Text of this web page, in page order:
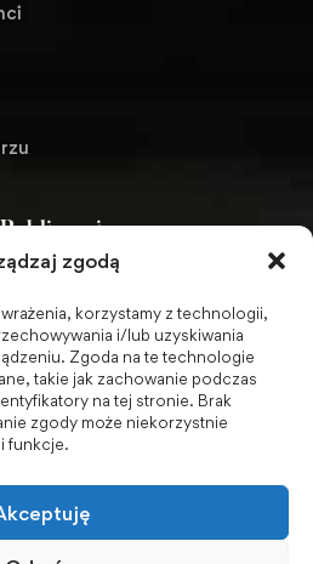
zgodą
korzystamy z technologii,
i/lub uzyskiwania
Zgoda na te technologie
takie jak zachowanie podczas
na tej stronie. Brak
zgody może niekorzystnie
funkcje.
Publicznej PWSZ -